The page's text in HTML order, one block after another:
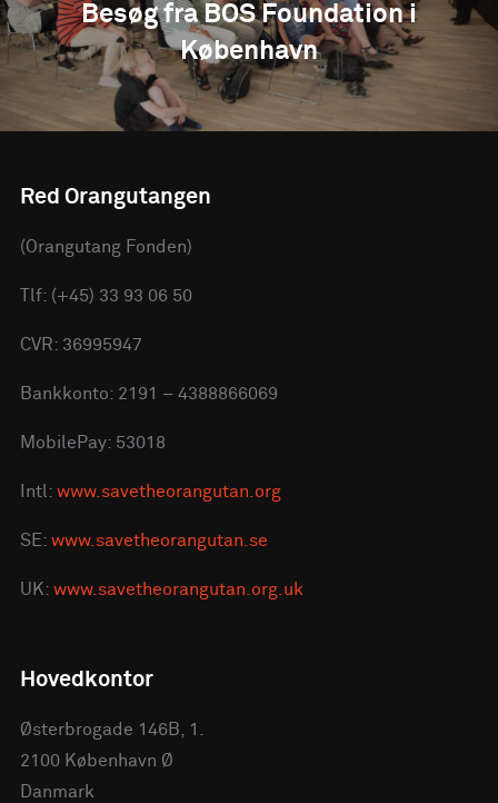
Besøg fra BOS Foundation i
København
Red Orangutangen
(Orangutang Fonden)
Tlf: (+45) 33 93 06 50
CVR: 36995947
Bankkonto: 2191 – 4388866069
MobilePay: 53018
Intl: www.savetheorangutan.org
SE: www.savetheorangutan.se
UK: www.savetheorangutan.org.uk
Hovedkontor
Østerbrogade 146B, 1.
2100 København Ø
Danmark